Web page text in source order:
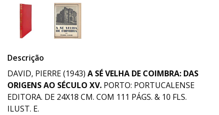
Descrição
DAVID, PIERRE (1943) A SÉ VELHA DE COIMBRA: DAS
ORIGENS AO SÉCULO XV. PORTO: PORTUCALENSE
EDITORA. DE 24X18 CM. COM 111 PÁGS. & 10 FLS.
ILUST. E.